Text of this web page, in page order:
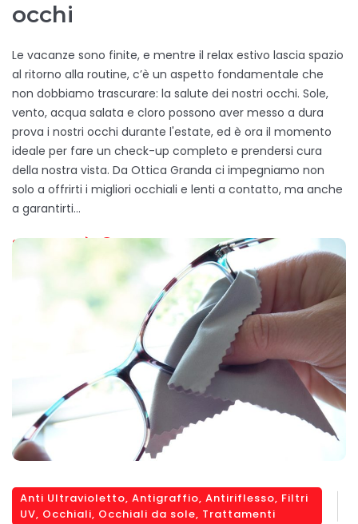
occhi
Le vacanze sono finite, e mentre il relax estivo lascia spazio
al ritorno alla routine, c’è un aspetto fondamentale che
non dobbiamo trascurare: la salute dei nostri occhi. Sole,
vento, acqua salata e cloro possono aver messo a dura
prova i nostri occhi durante l'estate, ed è ora il momento
ideale per fare un check-up completo e prendersi cura
della nostra vista. Da Ottica Granda ci impegniamo non
solo a offrirti i migliori occhiali e lenti a contatto, ma anche
a garantirti…
SCOPRI DI PIÙ
Anti Ultravioletto, Antigraffio, Antiriflesso, Filtri
UV, Occhiali, Occhiali da sole, Trattamenti